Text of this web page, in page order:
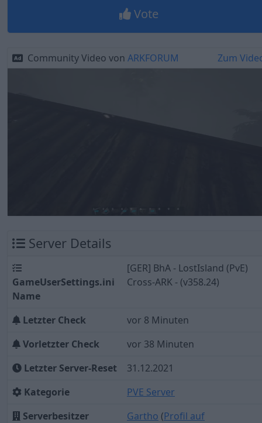
Vote
Community Video von ARKFORUM Zum
Server Details
GameUserSettings.ini
Name
[GER] BhA - LostIsland (PvE)
Cross-ARK - (v358.24)
Letzter Check
vor 8 Minuten
Vorletzter Check
vor 38 Minuten
Letzter Server-Reset
31.12.2021
Kategorie
PVE Server
Serverbesitzer
Gartho (Profil auf